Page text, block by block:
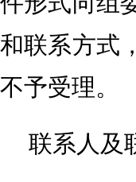
和联系方式
不予受理。
联系人及